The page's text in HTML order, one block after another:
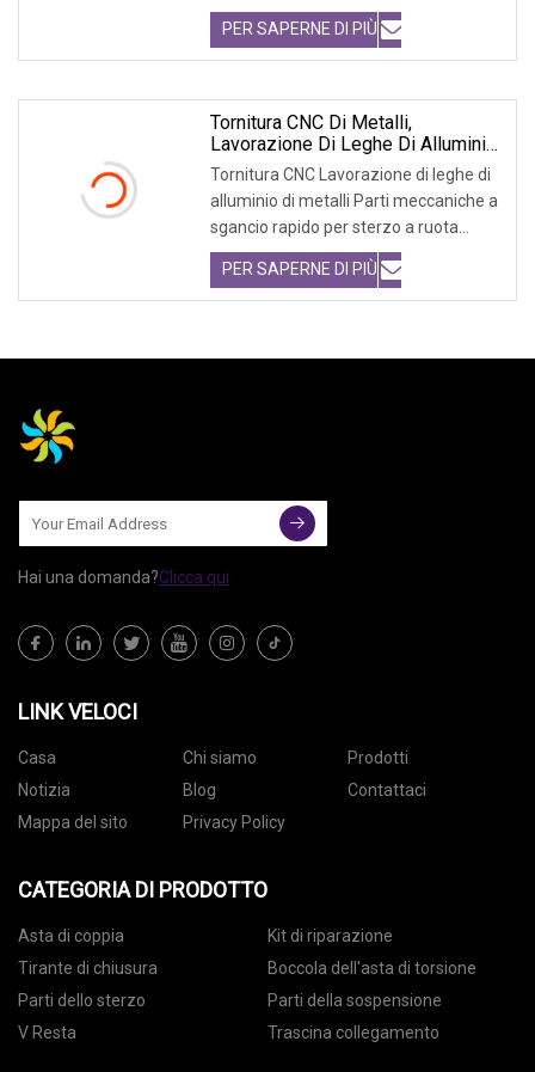
LH diretta i
PER SAPERNE DI PIÙ
Tornitura CNC Di Metalli,
Lavorazione Di Leghe Di Alluminio,
Parti Di Macchine A Sgancio
Rapido Per Sterzo A Ruota
Tornitura CNC Lavorazione di leghe di
alluminio di metalli Parti meccaniche a
sgancio rapido per sterzo a ruota
[Descriz
PER SAPERNE DI PIÙ
Hai una domanda?Clicca qui
LINK VELOCI
Casa Chi siamo
Prodotti
Notizia
Blog
Contattaci
Mappa del sito
Privacy Policy
CATEGORIA DI PRODOTTO
Asta di coppia
Kit di riparazione
Tirante di chiusura
Boccola dell'asta di torsione
Parti dello sterzo
Parti della sospensione
V Resta
Trascina collegamento